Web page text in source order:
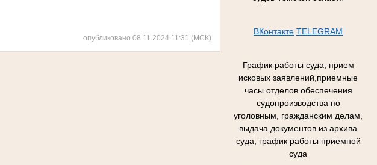
ВКонтакте TELEGRAM
График работы суда, прием
исковых заявлений,приемные
часы отделов обеспечения
судопроизводства по
уголовным, гражданским делам,
выдача документов из архива
суда, график работы приемной
суда
опубликовано 08.11.2024 11:31 (МСК)